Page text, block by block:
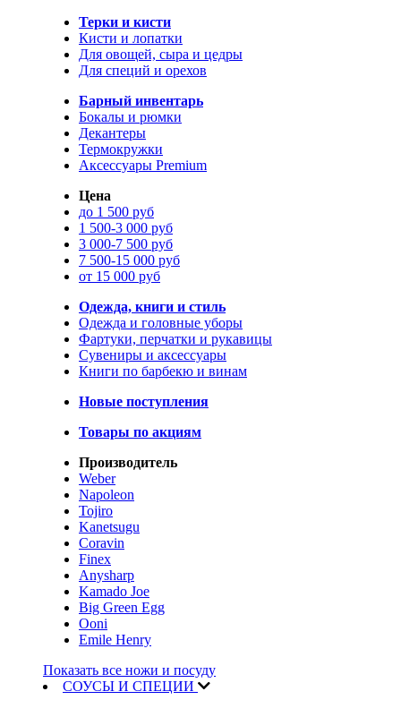
Терки и кисти
Кисти и лопатки
Для овощей, сыра и цедры
Для специй и орехов
Барный инвентарь
Бокалы и рюмки
Декантеры
Термокружки
Аксессуары Premium
Цена
до 1 500 руб
1 500-3 000 руб
3 000-7 500 руб
7 500-15 000 руб
от 15 000 руб
Одежда, книги и стиль
Одежда и головные уборы
Фартуки, перчатки и рукавицы
Сувениры и аксессуары
Книги по барбекю и винам
Новые поступления
Товары по акциям
Производитель
Weber
Napoleon
Tojiro
Kanetsugu
Coravin
Finex
Anysharp
Kamado Joe
Big Green Egg
Ooni
Emile Henry
Показать все ножи и посуду
СОУСЫ И СПЕЦИИ